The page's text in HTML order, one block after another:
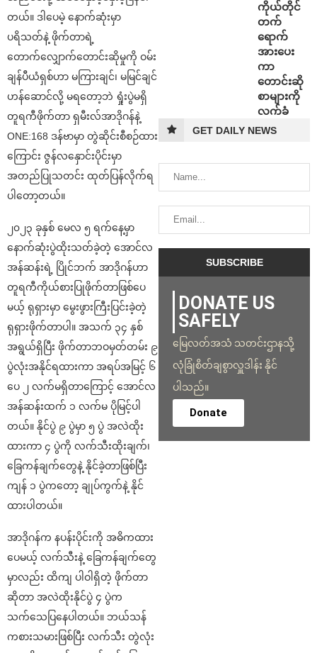
တယ်။ ဒါပေမဲ့ နောက်ဆုံးမှာ
ပရိသတ်နဲ့ ဖိုက်တာရဲ့
တောက်လျှောက်တောင်းဆိုမှုကို ဝမ်း
ချန်ပီယံရှစ်ဟာ မကြားချင်၊ မမြင်ချင်
ဟန်ဆောင်လို့ မရတော့ဘဲ ရှုံးပွဲမရှိ
တူရကီဖိုက်တာ ရှမီးလ်အာဒိုဂန်နဲ့
ONE:168 ဒန်ဗာမှာ တွဲဆိုင်းစီစဉ်ထား
ကြောင်း ဇွန်လနှောင်းပိုင်းမှာ
အတည်ပြုသတင်း ထုတ်ပြန်လိုက်ရ
ပါတော့တယ်။
၂၀၂၃ ခုနှစ် မေလ ၅ ရက်နေ့မှာ
နောက်ဆုံးပွဲထိုးသတ်ခဲ့တဲ့ အောင်လ
အန်ဆန်းရဲ့ ပြိုင်ဘက် အာဒိုဂန်ဟာ
တူရကီကိုယ်စားပြုဖိုက်တာဖြစ်ပေ
မယ့် ရုရှားမှာ မွေးဖွားကြီးပြင်းခဲ့တဲ့
ရုရှားဖိုက်တာပါ။ အသက် ၃၄ နှစ်
အရွယ်ရှိပြီး ဖိုက်တာဘဝမှတ်တမ်း ၉
ပွဲလုံးအနိုင်ရထားကာ အရပ်အမြင့် ၆
ပေ ၂ လက်မရှိတာကြောင့် အောင်လ
အန်ဆန်းထက် ၁ လက်မ ပိုမြင့်ပါ
တယ်။ နိုင်ပွဲ ၉ ပွဲမှာ ၅ ပွဲ အလဲထိုး
ထားကာ ၄ ပွဲကို လက်သီးထိုးချက်၊
ခြေကန်ချက်တွေနဲ့ နိုင်ခဲ့တာဖြစ်ပြီး
ကျန် ၁ ပွဲကတော့ ချုပ်ကွက်နဲ့ နိုင်
ထားပါတယ်။
အာဒိုဂန်က နပန်းပိုင်းကို အဓိကထား
ပေမယ့် လက်သီးနဲ့ ခြေကန်ချက်တွေ
မှာလည်း ထိကျ ပါဝါရှိတဲ့ ဖိုက်တာ
ဆိုတာ အလဲထိုးနိုင်ပွဲ ၄ ပွဲက
သက်သေပြနေပါတယ်။ ဘယ်သန်
ကစားသမားဖြစ်ပြီး လက်သီး တွဲလုံး
ကိုယ်တိုင်
တက်
ရောက်
အားပေး
ကာ
တောင်းဆို
စာများကို
လက်ခံ
GET DAILY NEWS
DONATE US
SAFELY
မြေလတ်အသံ သတင်းဌာနသို့
လုံခြုံစိတ်ချစွာလှူဒါန်း နိုင်
ပါသည်။
Donate